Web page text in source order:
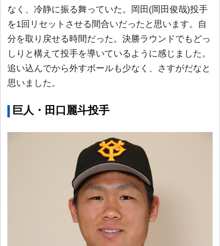
なく、冷静に振る舞っていた。岡田(岡田俊哉)投手
を1回リセットさせる間合いだったと思います。自
分を取り戻せる時間だった。決勝ラウンドでもどっ
しりと構えて投手を導いているように感じました。
追い込んでから外すボールも少なく、さすがだなと
思いました。
巨人・田口麗斗投手